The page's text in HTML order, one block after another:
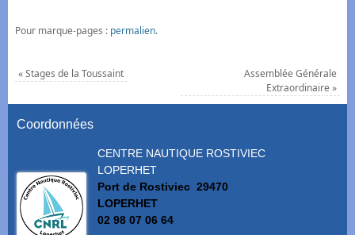
Pour marque-pages : permalien.
«Stages de la Toussaint
Assemblée Générale
Extraordinaire»
Coordonnées
CENTRE NAUTIQUE ROSTIVIEC
LOPERHET
Port de Rostiviec 29470
LOPERHET
02 98 07 06 64